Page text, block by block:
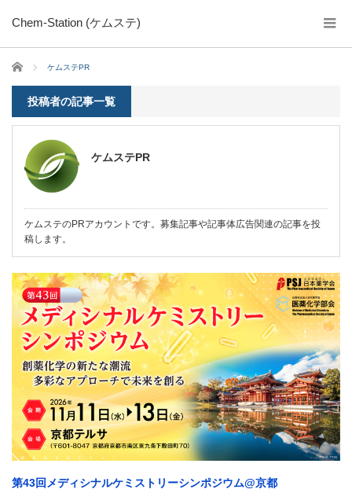
Chem-Station (ケムステ)
ホーム ケムステPR
投稿者の記事一覧
ケムステPR
ケムステのPRアカウントです。募集記事や記事体広告関連の記事を投
稿します。
第43回メディシナルケミストリーシンポジウム@京都